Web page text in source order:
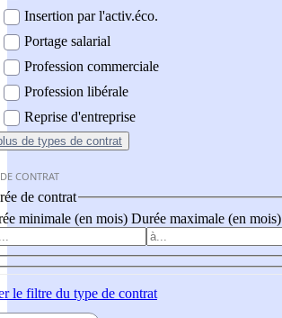
Insertion par l'activ.éco.
Portage salarial
Profession commerciale
Profession libérale
Reprise d'entreprise
de types de contrat
CONTRAT
de contrat
minimale (en mois) Durée maximale (en mois)
le filtre du type de contrat